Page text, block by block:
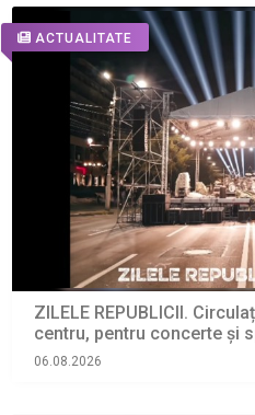
ACTUALITATE
ZILELE REPUBLICII.
centru, pentru concerte și
06.08.2026